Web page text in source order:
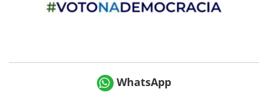
WhatsApp